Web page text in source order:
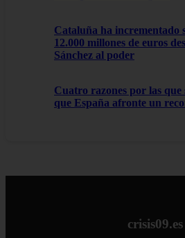
Cataluña ha incrementado
12.000 millones de euros
Sánchez al poder
Cuatro razones por las que
que España afronte un
crisis09.es